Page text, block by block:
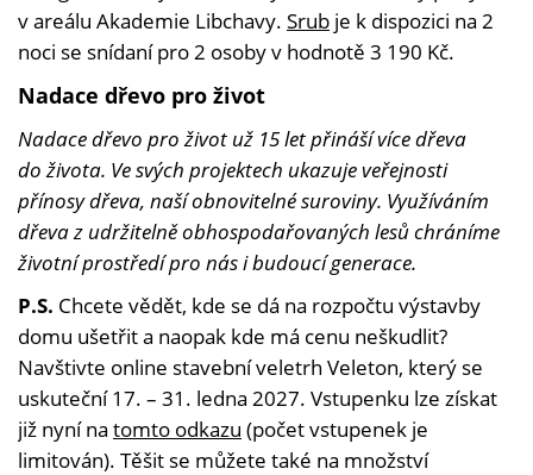
v areálu Akademie Libchavy. Srub je k dispozici na 2
noci se snídaní pro 2 osoby v hodnotě 3 190 Kč.
Nadace dřevo pro život
Nadace dřevo pro život už 15 let přináší více dřeva
do života. Ve svých projektech ukazuje veřejnosti
přínosy dřeva, naší obnovitelné suroviny. Využíváním
dřeva z udržitelně obhospodařovaných lesů chráníme
životní prostředí pro nás i budoucí generace.
P.S. Chcete vědět, kde se dá na rozpočtu výstavby
domu ušetřit a naopak kde má cenu neškudlit?
Navštivte online stavební veletrh Veleton, který se
uskuteční 17. – 31. ledna 2027. Vstupenku lze získat
již nyní na tomto odkazu (počet vstupenek je
limitován). Těšit se můžete také na množství